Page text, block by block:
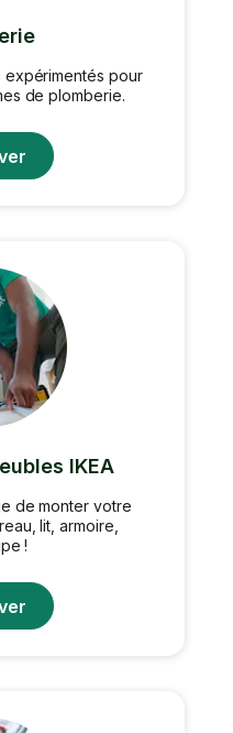
expérimentés pour
de plomberie.
IKEA
de monter votre
lit, armoire,
!